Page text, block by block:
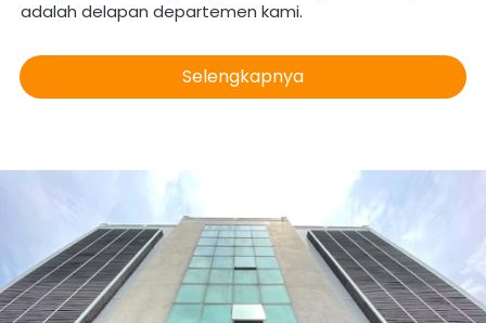
adalah delapan departemen kami.
`
Selengkapnya